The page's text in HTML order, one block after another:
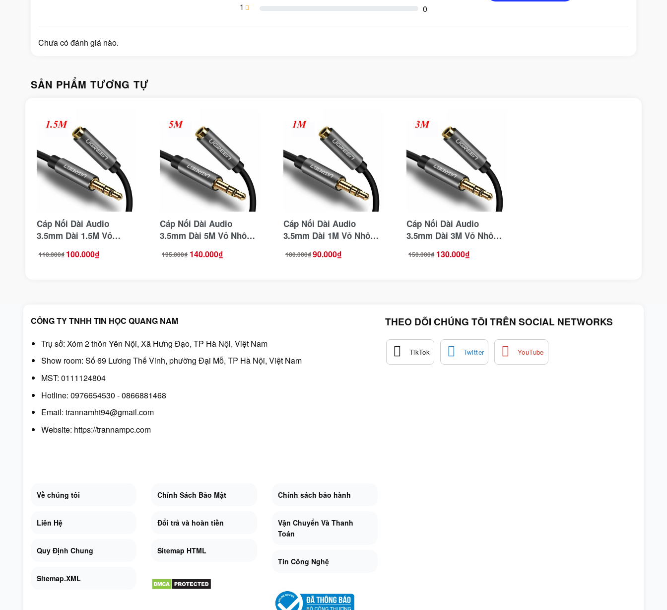
1 0
Chưa có đánh giá nào.
SẢN PHẨM TƯƠNG TỰ
Cáp Nối Dài Audio
3.5mm Dài 1.5M Vỏ
110.000₫
Giá 100.000₫
Giá
Cáp Nối Dài Audio
3.5mm Dài 5M Vỏ Nhôm
195.000₫
Giá 140.000₫
Giá
Cáp Nối Dài Audio
3.5mm Dài 1M Vỏ Nhôm
100.000₫
Giá 90.000₫
Giá
Cáp Nối Dài Audio
3.5mm Dài 3M Vỏ Nhôm
150.000₫
Giá 130.000₫
Giá
CÔNG TY TNHH TIN HỌC QUANG NAM
Trụ sở: Xóm 2 thôn Yên Nội, Xã Hưng Đạo, TP Hà Nội, Việt Nam
Show room: Số 69 Lương Thế Vinh, phường Đại Mỗ, TP Hà Nội, Việt Nam
MST: 0111124804
Hotline: 0976654530 - 0866881468
Email: trannamht94@gmail.com
Website: https://trannampc.com
Về chúng tôi
Liên Hệ
Quy Định Chung
Sitemap.XML
Chính Sách Bảo Mật
Đổi trả và hoàn tiền
Sitemap HTML
Chính sách bảo hành
Vận Chuyển Và Thanh
Toán
Tin Công Nghệ
THEO DÕI CHÚNG TÔI TRÊN SOCIAL NETWORKS